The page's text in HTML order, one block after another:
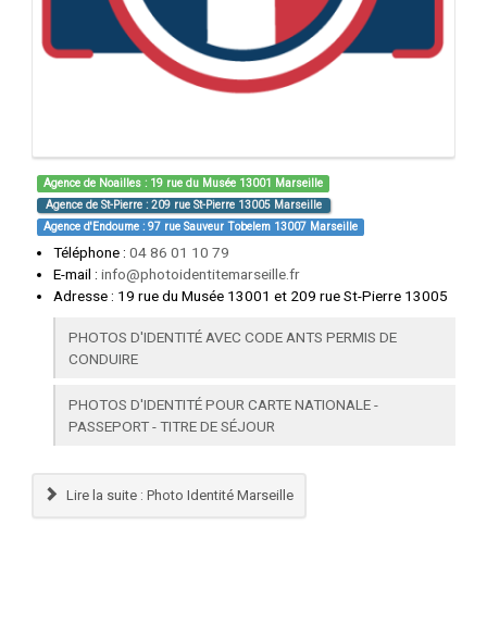
Agence de Noailles : 19 rue du Musée 13001 Marseille
Agence de St-Pierre : 209 rue St-Pierre 13005 Marseille
Agence d'Endoume : 97 rue Sauveur Tobelem 13007 Marseille
Téléphone: 04 86 01 10 79
E-mail : info@photoidentitemarseille.fr
Adresse: 19 rue du Musée 13001 et 209 rue St-Pierre 13005
PHOTOS D'IDENTITÉ AVEC CODE ANTS PERMIS DE
CONDUIRE
PHOTOS D'IDENTITÉ POUR CARTE NATIONALE -
PASSEPORT - TITRE DE SÉJOUR
Lire la suite : Photo Identité Marseille